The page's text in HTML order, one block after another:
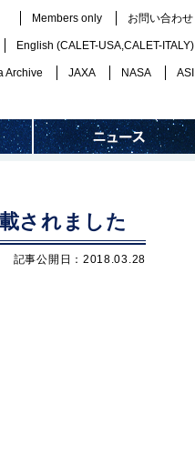
Members only お問い合わせ
English (CALET-USA,CALET-ITALY)
Archive JAXA NASA ASI
されました
記事公開日：2018.03.28